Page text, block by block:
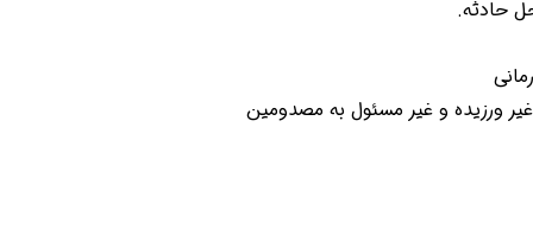
حادثه.
ورزیده و غیر مسئول به مصدومین